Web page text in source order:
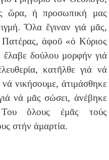
ὥρα, ἡ προσωπική μας
Ὅλα ἔγιναν γιά μᾶς,
Πατέρας, ἀφοῦ «ὁ Κύριος
ἔλαβε δούλου μορφήν γιά
κατῆλθε γιά νά
νικήσουμε, ἀτιμάσθηκε
νά μᾶς σώσει, ἀνέβηκε
ὅλους ἐμᾶς τούς
στήν ἁμαρτία.